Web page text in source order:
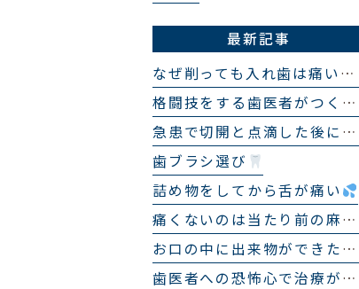
最新記事
なぜ削っても入れ歯は痛いままなのか？
格闘技をする歯医者がつくる「スポーツ用マウスピース」
急患で切開と点滴した後に来院せず、１ヶ月後にまた急患で来院され、まったく同じ処置をした話
歯ブラシ選び
詰め物をしてから舌が痛い
痛くないのは当たり前の麻酔
お口の中に出来物ができた？
歯医者への恐怖心で治療ができない…